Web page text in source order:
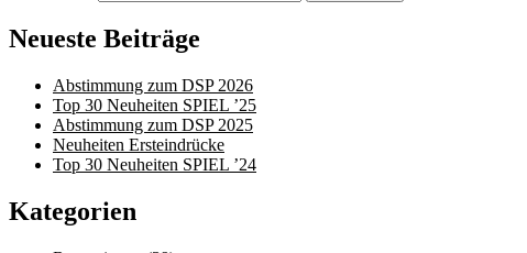
Neueste Beiträge
Abstimmung zum DSP 2026
Top 30 Neuheiten SPIEL ’25
Abstimmung zum DSP 2025
Neuheiten Ersteindrücke
Top 30 Neuheiten SPIEL ’24
Kategorien